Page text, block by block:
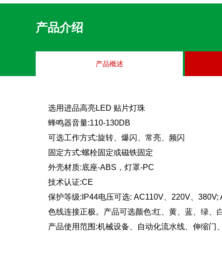
产品介绍
产品概述
选用进品高亮LED 贴片灯珠
蜂鸣器音量:110-130DB
可选工作方式:旋转、爆闪、常亮、频闪
固定方式:螺栓固定或磁铁固定
外壳材质:底座-ABS，灯罩-PC
技术认证:CE
保护等级:IP44电压可选: AC110V、220V、
色线连接正极。产品可选颜色:红、黄、蓝、绿、
产品使用范围:机械设备、自动化流水线、伸缩门
YKJ系列 多层警示灯新款